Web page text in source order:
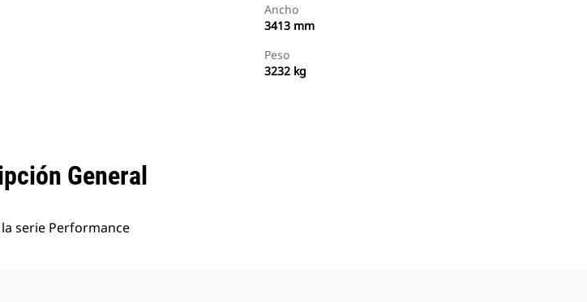
Ancho
3413 mm
Peso
3232 kg
General
la serie Performance